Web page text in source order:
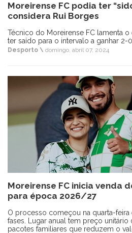
Moreirense FC podia ter
considera Rui Borges
Técnico do Moreirense FC lamenta o
ter saído para o intervalo a ganhar 2-0.
Desporto \ domingo, abril 07, 2024
Moreirense FC inicia venda
para época 2026/27
O processo começou na quarta-
fases. Lugar anual tem preço unitário
pacotes familiares que reduzem o